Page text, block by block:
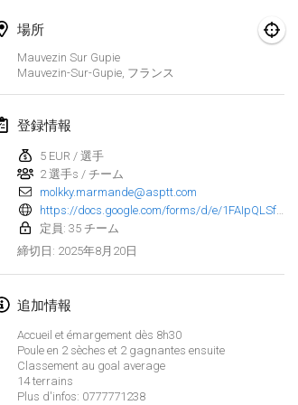
場所
Mauvezin Sur Gupie
Mauvezin-Sur-Gupie, フランス
登録情報
5 EUR / 選手
2 選手s / チーム
molkky.marmande@asptt.com
定員: 35 チーム
締切日 : 2025年8月20日
追加情報
Accueil et émargement dès 8h30
Poule en 2 sèches et 2 gagnantes ensuite
Classement au goal average
14 terrains
Plus d'infos: 0777771238
2025年2月
US Mölkky Winter
Open des vendanges tardives
2025年2月8日|
Indoor de la CASAS
2025年2月15日 |フランス
2025年2月15日
Warm-up EM Indoor
2025年2月28日|チェコ